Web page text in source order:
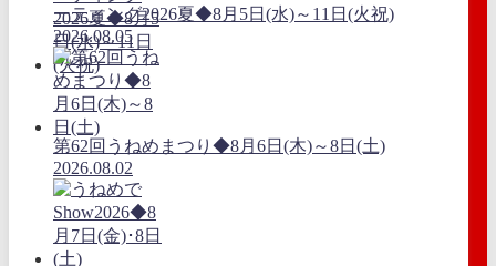
ーティング2026夏◆8月5日(水)～11日(火祝)
2026.08.05
第62回うねめまつり◆8月6日(木)～8日(土)
2026.08.02